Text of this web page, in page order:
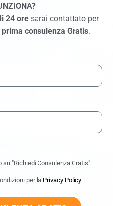
24 ore sarai contattato per
prima consulenza Gratis.
"Richiedi Consulenza Gratis"
per la Privacy Policy